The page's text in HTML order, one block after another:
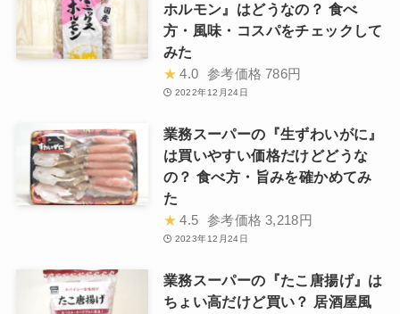
ホルモン』はどうなの？ 食べ
方・風味・コスパをチェックして
みた
★ 4.0 参考価格 786円
2022年12月24日
業務スーパーの『生ずわいがに』
は買いやすい価格だけどどうな
の？ 食べ方・旨みを確かめてみ
た
★ 4.5 参考価格 3,218円
2023年12月24日
業務スーパーの『たこ唐揚げ』は
ちょい高だけど買い？ 居酒屋風